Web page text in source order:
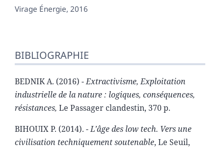
Virage Énergie, 2016
BIBLIOGRAPHIE
BEDNIK A. (2016) -Extractivisme, Exploitation
industrielle de la nature : logiques, conséquences,
résistances, Le Passager clandestin, 370 p.
BIHOUIX P. (2014). -L’âge des low tech. Vers une
civilisation techniquement soutenable, Le Seuil,